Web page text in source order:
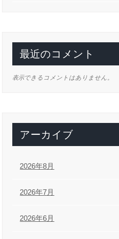
最近のコメント
表示できるコメントはありません。
アーカイブ
2026年8月
2026年7月
2026年6月